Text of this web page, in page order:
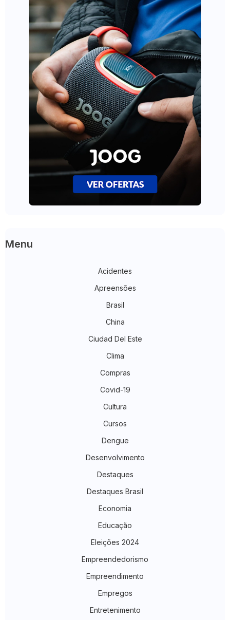
Menu
Acidentes
Apreensões
Brasil
China
Ciudad Del Este
Clima
Compras
Covid-19
Cultura
Cursos
Dengue
Desenvolvimento
Destaques
Destaques Brasil
Economia
Educação
Eleições 2024
Empreendedorismo
Empreendimento
Empregos
Entretenimento